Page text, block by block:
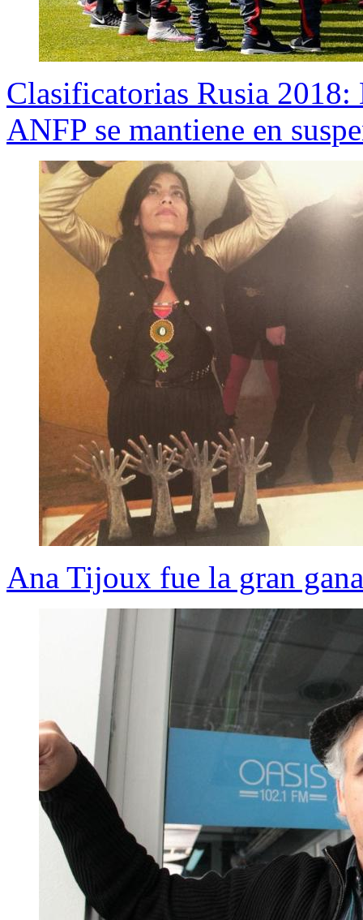
Clasificatorias Rusia
ANFP se mantiene en
Ana Tijoux fue la gran